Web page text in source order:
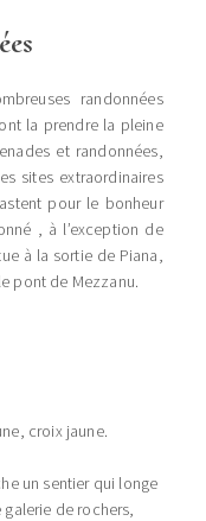
randonnées
la prendre la pleine
et randonnées,
sites extraordinaires
pour le bonheur
, à l’exception de
à la sortie de Piana,
pont de Mezzanu.
croix jaune.
un sentier qui longe
de rochers,